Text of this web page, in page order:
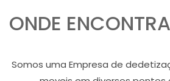
ONDE
Somos uma Empresa de